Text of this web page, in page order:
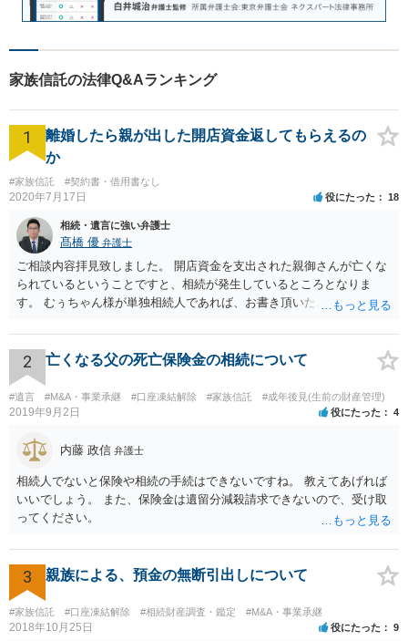
家族信託の法律Q&Aランキング
1
離婚したら親が出した開店資金返してもらえるの
か
#家族信託 #契約書・借用書なし
2020年7月17日 役にたった 18
相続・遺言に強い弁護士
髙橋 優 弁護士
ご相談内容拝見致しました。 開店資金を支出された親御さんが亡くな
られているということですと、相続が発生しているところとなりま
す。 むぅちゃん様が単独相続人であれば、お書き頂いたような方法で
相続人おられるということであれば、他の相続人との協議が必要とな
るところです。 また、当該点とは別にご主人から貸付ではなく贈与で
あると主張される可能性がございます。 その場合には、貸付であるこ
とを伺わせる事情をどれだけ積み重ねることが出来るか、というとこ
ろとなります。 返済の事実や、返済を約束するメール等です。 金額の
おく方が宜しいかと思います。 緊急という訳ではないかと思います
が、事前準備が早い方が有効な手段が増える傾向にありますので、早
目に弁護士を入れられることを御検討頂くと良いかと思います。
2 亡くなる父の死亡保険金の相続について
#遺言 #M&A・事業承継 #口座凍結解除 #家族信託 #成年後見(生前の財産管理)
2019年9月2日 役にたった 4
内藤 政信 弁護士
相続人でないと保険や相続の手続はできないですね。 教えてあげれば
いいでしょう。 また、保険金は遺留分減殺請求できないので、受け取
ってください。
3 親族による、預金の無断引出しについて
#家族信託 #口座凍結解除 #相続財産調査・鑑定 #M&A・事業承継
2018年10月25日 役にたった 9